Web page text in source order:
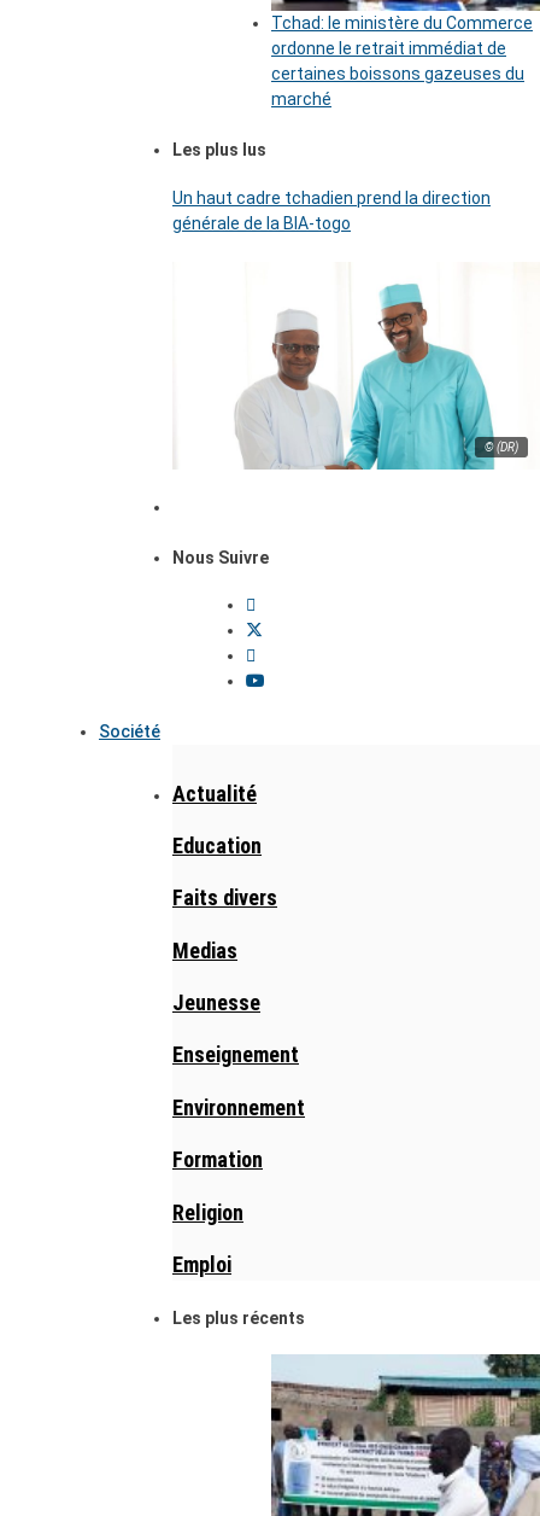
Tchad: le ministère du Commerce
ordonne le retrait immédiat de
certaines boissons gazeuses du
marché
Les plus lus
Un haut cadre tchadien prend la direction
générale de la BIA-togo
© (DR)
Nous Suivre
Société
Actualité
Education
Faits divers
Medias
Jeunesse
Enseignement
Environnement
Formation
Religion
Emploi
Les plus récents